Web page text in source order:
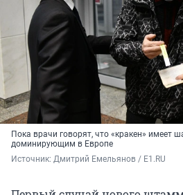
Пока врачи говорят, что «кракен» имеет
доминирующим в Европе
Источник: Дмитрий Емельянов / E1.RU